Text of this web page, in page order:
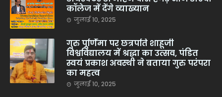
कॉलेज में देंगे व्याख्यान
जुलाई 10, 2025
गुरु पूर्णिमा पर छत्रपति शाहूजी
विश्वविद्यालय में श्रद्धा का उत्सव, पंडित
स्वयं प्रकाश अवस्थी ने बताया गुरु परंपरा
का महत्व
जुलाई 10, 2025